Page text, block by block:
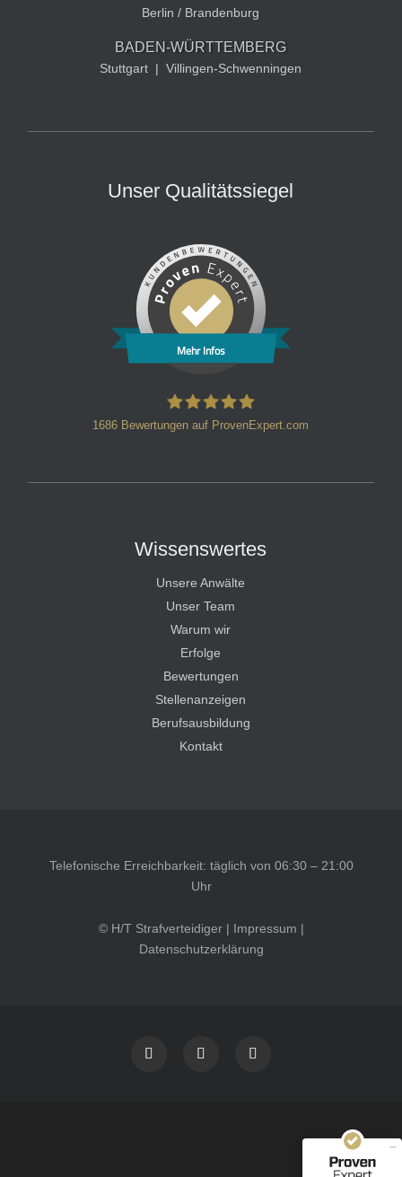
Berlin / Brandenburg
BADEN-WÜRTTEMBERG
Stuttgart | Villingen-Schwenningen
Unser Qualitätssiegel
Mehr Infos
1686 Bewertungen auf ProvenExpert.com
Wissenswertes
Unsere Anwälte
Unser Team
Warum wir
Erfolge
Bewertungen
Stellenanzeigen
Berufsausbildung
Kontakt
Telefonische Erreichbarkeit: täglich von 06:30 – 21:00
Uhr
© H/T Strafverteidiger | Impressum |
Datenschutzerklärung
40